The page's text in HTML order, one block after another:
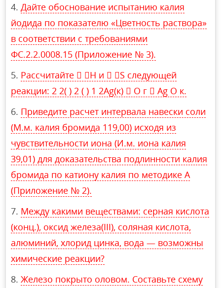
Дайте обоснование испытанию калия
йодида по показателю «Цветность раствора»
в соответствии с требованиями
ФС.2.2.0008.15 (Приложение № 3).
Рассчитайте  H и  S следующей
реакции: 2 2( ) 2 ( ) 1 2Ag(к)  O г  Ag O к.
Приведите расчет интервала навески соли
(М.м. калия бромида 119,00) исходя из
чувствительности иона (И.м. иона калия
39,01) для доказательства подлинности калия
бромида по катиону калия по методике А
(Приложение № 2).
Между какими веществами: серная кислота
(конц.), оксид железа(III), соляная кислота,
алюминий, хлорид цинка, вода — возможны
химические реакции?
Железо покрыто оловом. Составьте схему